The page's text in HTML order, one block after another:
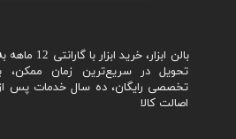
بالن ابزار،
تحویل در سریع‌ترین زمان ممکن،
تخصصی رایگان، ده سال خدمات پس
اصالت کالا